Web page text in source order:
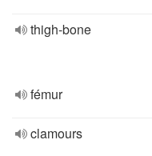
thigh-bone
fémur
clamours